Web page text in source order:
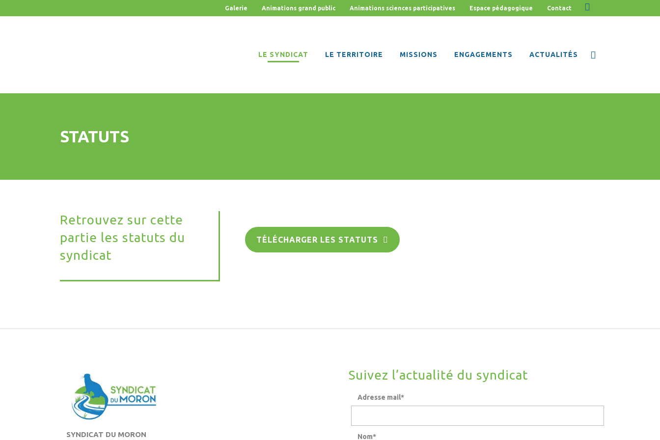
Galerie Animations grand public Animations sciences participatives Espace pédagogique Contact
LE SYNDICAT LE TERRITOIRE MISSIONS ENGAGEMENTS ACTUALITÉS
STATUTS
Retrouvez sur cette
partie les statuts du
syndicat
TÉLÉCHARGER LES STATUTS
SYNDICAT DU MORON
Suivez l’actualité du syndicat
Adresse mail*
Nom*